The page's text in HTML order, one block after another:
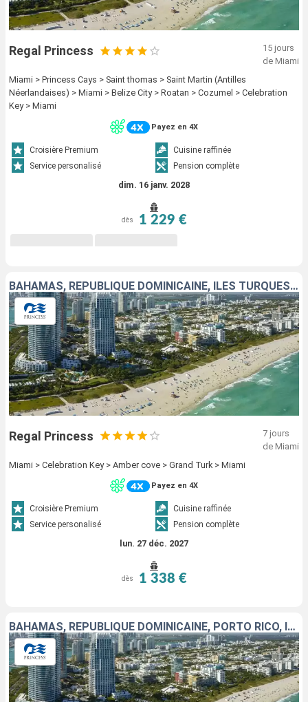
Regal Princess
15 jours
de Miami
Miami > Princess Cays > Saint thomas > Saint Martin (Antilles
Néerlandaises) > Miami > Belize City > Roatan > Cozumel > Celebration
Key > Miami
Payez en 4X
Croisière Premium
Cuisine raffinée
Service personalisé
Pension complète
dim. 16 janv. 2028
dès 1 229 €
BAHAMAS, RÉPUBLIQUE DOMINICAINE, ÎLES TURQUES-ET-CAÏQUES, ÉTATS-UNIS
Regal Princess
7 jours
de Miami
Miami > Celebration Key > Amber cove > Grand Turk > Miami
Payez en 4X
Croisière Premium
Cuisine raffinée
Service personalisé
Pension complète
lun. 27 déc. 2027
dès 1 338 €
BAHAMAS, RÉPUBLIQUE DOMINICAINE, PORTO RICO, ÎLES TURQUES-ET-CAÏQUES, SAINT-THOMAS, SAINT-MARTIN, ÉTATS-UNIS